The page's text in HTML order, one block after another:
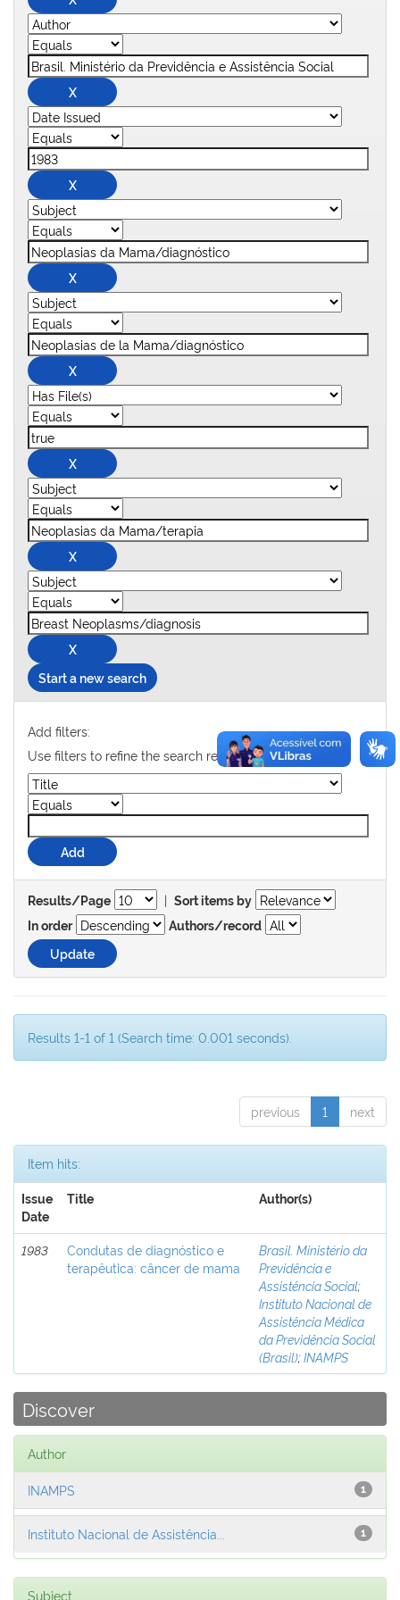
Start a new search
Add filters:
Use filters to refine the search results.
Results/Page | Sort items by
In order
Authors/record
Results 1-1 of 1 (Search time: 0.001 seconds).
previous 1 next
Item hits:
Issue
Date
Title Author(s)
1983
Condutas de diagnóstico e
terapêutica: câncer de mama
Brasil. Ministério da
Previdência e
Assistência Social;
Instituto Nacional de
Assistência Médica
da Previdência Social
(Brasil);INAMPS
Discover
Author
1
INAMPS
1
Instituto Nacional de Assistência...
Subject